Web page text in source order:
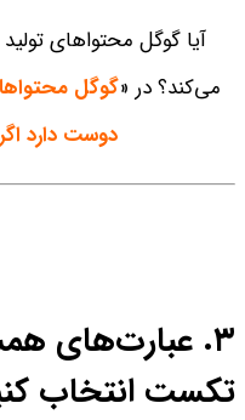
آیا گوگل محتواهای
می‌کند؟ در «گوگل
دوست دارد
۳. عبارت‌های
تکست انتخاب